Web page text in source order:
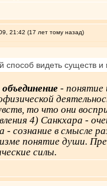
21:42 (17 лет тому назад)
способ видеть существ и
- понятие
то что они
4) Санкхара -
сознание в смысле
понятие души.
силы.